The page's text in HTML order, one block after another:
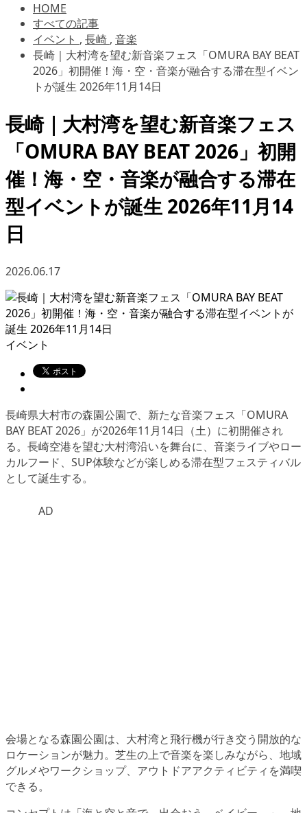
HOME
すべての記事
イベント , 長崎 , 音楽
長崎｜大村湾を望む新音楽フェス「OMURA BAY BEAT
2026」初開催！海・空・音楽が融合する滞在型イベン
トが誕生 2026年11月14日
長崎｜大村湾を望む新音楽フェス
「OMURA BAY BEAT 2026」初開
催！海・空・音楽が融合する滞在
型イベントが誕生 2026年11月14
日
2026.06.17
イベント
長崎県大村市の森園公園で、新たな音楽フェス「OMURA
BAY BEAT 2026」が2026年11月14日（土）に初開催され
る。長崎空港を望む大村湾沿いを舞台に、音楽ライブやロー
カルフード、SUP体験などが楽しめる滞在型フェスティバル
として誕生する。
AD
会場となる森園公園は、大村湾と飛行機が行き交う開放的な
ロケーションが魅力。芝生の上で音楽を楽しみながら、地域
グルメやワークショップ、アウトドアアクティビティを満喫
できる。